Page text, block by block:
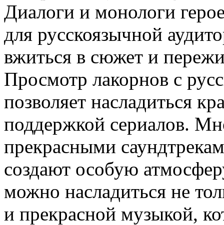
Диалоги и монологи
для русскоязычной
вжиться в сюжет и
Просмотр лакорнов с
позволяет насладиться
поддержкой сериалов.
прекрасными
создают особую
можно насладиться не
и прекрасной музыкой,